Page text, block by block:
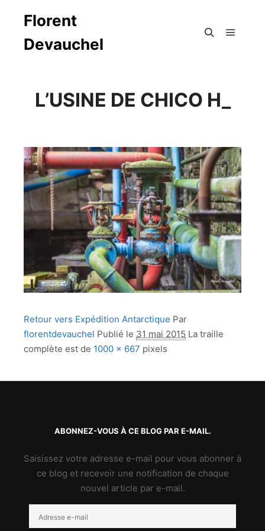
Florent
Devauchel
L’USINE DE CHICO H_
Retour vers Expédition Antarctique Par
florentdevauchel Publié le 31 mai 2015 La traille
complète est de 1000 × 667 pixels
ABONNEZ-VOUS À CE BLOG PAR E-MAIL.
Saisissez votre adresse e-mail pour vous abonner à
ce blog et recevoir une notification de chaque
nouvel article par e-mail.
e-